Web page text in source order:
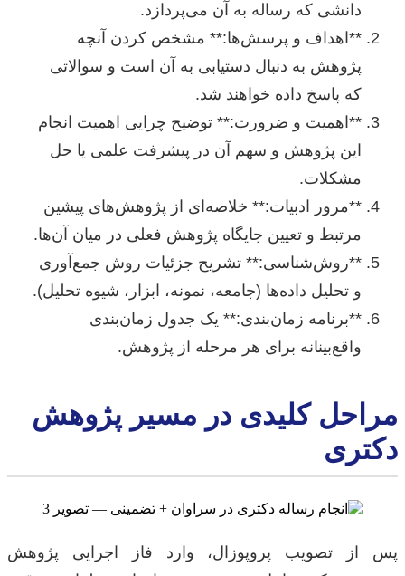
دانشی که رساله به آن می‌پردازد.
**اهداف و پرسش‌ها:** مشخص کردن آنچه
پژوهش به دنبال دستیابی به آن است و سوالاتی
که پاسخ داده خواهند شد.
**اهمیت و ضرورت:** توضیح چرایی اهمیت انجام
این پژوهش و سهم آن در پیشرفت علمی یا حل
مشکلات.
**مرور ادبیات:** خلاصه‌ای از پژوهش‌های پیشین
مرتبط و تعیین جایگاه پژوهش فعلی در میان آن‌ها.
**روش‌شناسی:** تشریح جزئیات روش جمع‌آوری
و تحلیل داده‌ها (جامعه، نمونه، ابزار، شیوه تحلیل).
**برنامه زمان‌بندی:** یک جدول زمان‌بندی
واقع‌بینانه برای هر مرحله از پژوهش.
مراحل کلیدی در مسیر پژوهش
دکتری
پس از تصویب پروپوزال، وارد فاز اجرایی پژوهش